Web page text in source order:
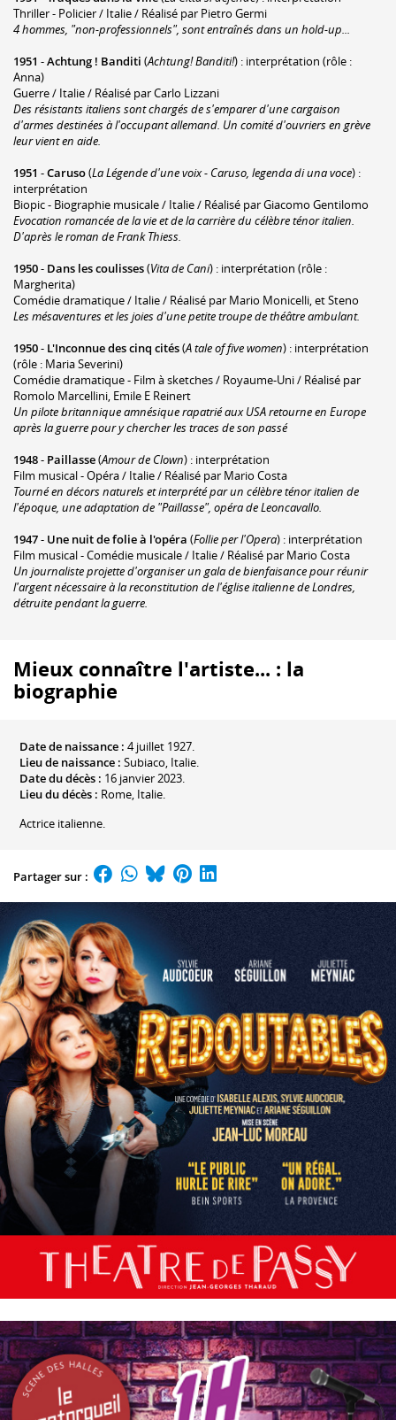
Thriller - Policier / Italie / Réalisé par Pietro Germi
4 hommes, "non-professionnels", sont entraînés dans un hold-up...
1951 -Achtung ! Banditi (Achtung! Banditi!) : interprétation (rôle :
Anna)
Guerre / Italie / Réalisé par Carlo Lizzani
Des résistants italiens sont chargés de s'emparer d'une cargaison
d'armes destinées à l'occupant allemand. Un comité d'ouvriers en grève
leur vient en aide.
1951 -Caruso(La Légende d'une voix - Caruso, legenda di una voce) :
interprétation
Biopic - Biographie musicale / Italie / Réalisé par Giacomo Gentilomo
Evocation romancée de la vie et de la carrière du célèbre ténor italien.
D'après le roman de Frank Thiess.
1950- Dans les coulisses(Vita de Cani) : interprétation (rôle :
Margherita)
Comédie dramatique / Italie / Réalisé par Mario Monicelli, et Steno
Les mésaventures et les joies d'une petite troupe de théâtre ambulant.
1950- L'Inconnue des cinq cités(A tale of five women) : interprétation
(rôle : Maria Severini)
Comédie dramatique - Film à sketches / Royaume-Uni / Réalisé par
Romolo Marcellini, Emile E Reinert
Un pilote britannique amnésique rapatrié aux USA retourne en Europe
après la guerre pour y chercher les traces de son passé
1948- Paillasse(Amour de Clown) : interprétation
Film musical - Opéra / Italie / Réalisé par Mario Costa
Tourné en décors naturels et interprété par un célèbre ténor italien de
l'époque, une adaptation de "Paillasse", opéra de Leoncavallo.
1947- Une nuit de folie à l'opéra (Follie per l'Opera) : interprétation
Film musical - Comédie musicale / Italie / Réalisé par Mario Costa
Un journaliste projette d'organiser un gala de bienfaisance pour réunir
l'argent nécessaire à la reconstitution de l'église italienne de Londres,
détruite pendant la guerre.
Mieux connaître l'artiste... : la
biographie
Date de naissance : 4 juillet 1927.
Lieu de naissance : Subiaco, Italie.
Date du décès : 16 janvier 2023.
Lieu du décès : Rome, Italie.
Actrice italienne.
Partager sur :